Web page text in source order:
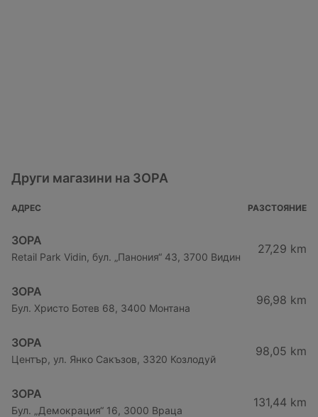
Други магазини на ЗОРА
АДРЕС РАЗСТОЯНИЕ
ЗОРА
Retail Park Vidin, бул. „Панония“ 43, 3700 Видин
27,29 km
ЗОРА
Бул. Христо Ботев 68, 3400 Монтана
96,98 km
ЗОРА
Център, ул. Янко Сакъзов, 3320 Козлодуй
98,05 km
ЗОРА
Бул. „Демокрация“ 16, 3000 Враца
131,44 km